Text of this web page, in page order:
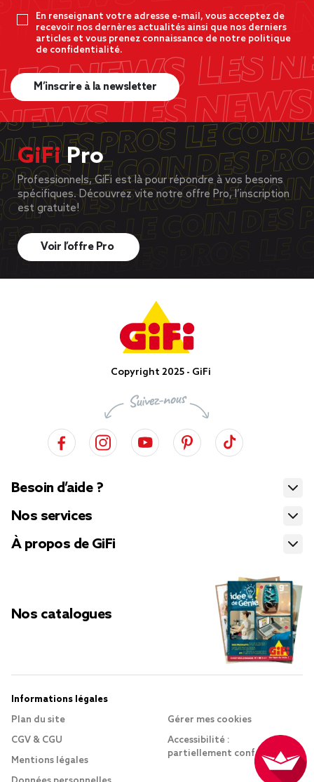
En renseignant votre adresse e-mail, vous acceptez de
recevoir nos dernères actualités ainsi que nos derniers
articles et vous prenez connaissance de notre politique
de confidentialité.
M’inscrire à la newsletter
GiFiPro
Professionnels, GiFi est là pour répondre à vos besoins
spécifiques. Découvrez vite notre offre Pro, l’inscription
est gratuite!
Voir l’offre Pro
Copyright 2025 - GiFi
Besoin d’aide ?
Nos services
À propos de GiFi
Nos catalogues
Informations légales
Plan du site
CGV & CGU
Mentions légales
Gérer mes cookies
Accessibilité :
partiellement conforme